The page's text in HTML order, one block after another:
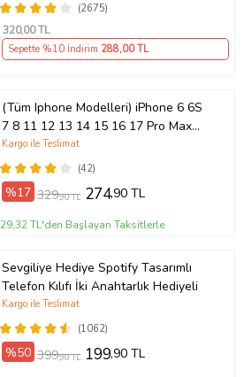
(2675)
320,00 TL
Sepette %10 İndirim 288,00 TL
(Tüm Iphone Modelleri) iPhone 6 6S
7 8 11 12 13 14 15 16 17 Pro Max
Plus Mini Kişiye Özel Resimli
Fotoğraflı Kılıf(42)
Kargo ile Teslimat
%17 329,90 TL 274,90 TL
29,32 TL'den Başlayan Taksitlerle
Sevgiliye Hediye Spotify Tasarımlı
Telefon Kılıfı İki Anahtarlık Hediyeli
(1062)
Kargo ile Teslimat
%50 399,90 TL 199,90 TL